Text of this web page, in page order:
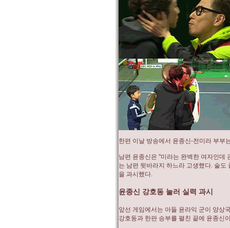
한편 이날 방송에서 윤종신-전미라 부부
남편 윤종신은 "미라는 완벽한 여자인데
는 남편 뒷바라지 하느라 고생했다. 술
을 과시했다.
윤종신 강호동 눌러 실력 과시
앞선 게임에서는 아들 윤라익 군이 양상
강호동과 한판 승부를 펼친 끝에 윤종신